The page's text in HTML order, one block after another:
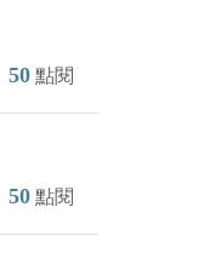
50 點閱
50 點閱